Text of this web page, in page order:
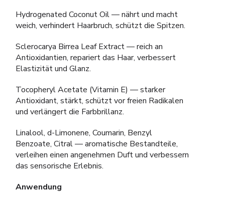
Hydrogenated Coconut Oil — nährt und macht
weich, verhindert Haarbruch, schützt die Spitzen.
Sclerocarya Birrea Leaf Extract — reich an
Antioxidantien, repariert das Haar, verbessert
Elastizität und Glanz.
Tocopheryl Acetate (Vitamin E) — starker
Antioxidant, stärkt, schützt vor freien Radikalen
und verlängert die Farbbrillanz.
Linalool, d-Limonene, Coumarin, Benzyl
Benzoate, Citral — aromatische Bestandteile,
verleihen einen angenehmen Duft und verbessern
das sensorische Erlebnis.
Anwendung